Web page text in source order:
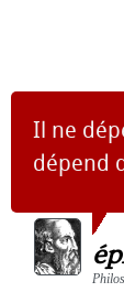
Il ne
dépend